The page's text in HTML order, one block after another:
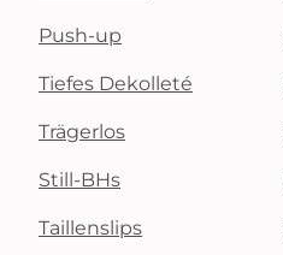
Push-up
Tiefes Dekolleté
Trägerlos
Still-BHs
Taillenslips